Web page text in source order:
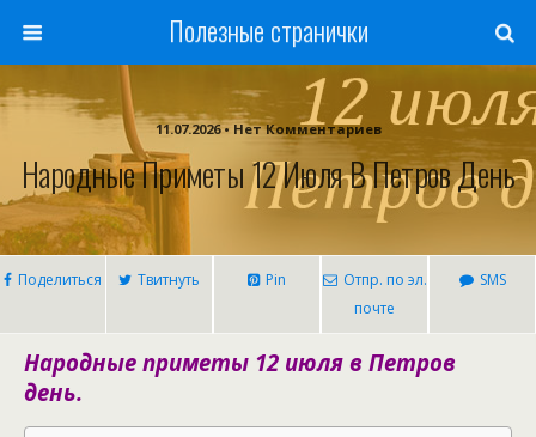
Полезные странички
11.07.2026 • Нет Комментариев
Народные Приметы 12 Июля В Петров День
Поделиться Твитнуть Pin
Отпр. по эл.
почте
SMS
Народные приметы 12 июля в Петров
день.